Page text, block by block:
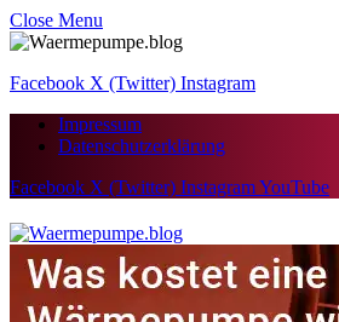
Close Menu
Facebook X (Twitter) Instagram
Impressum
Datenschutzerklärung
Facebook X (Twitter) InstagramYouTube